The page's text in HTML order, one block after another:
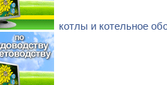
котлы и котельное